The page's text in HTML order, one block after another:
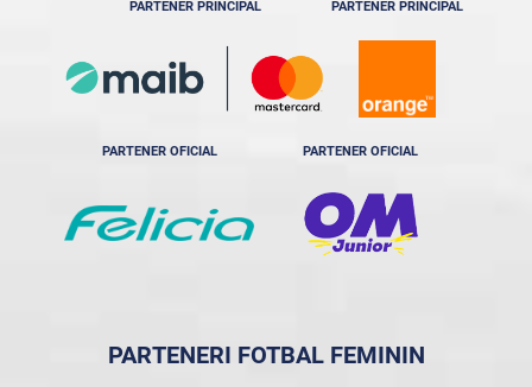
PARTENER PRINCIPAL PARTENER PRINCIPAL
PARTENER OFICIAL PARTENER OFICIAL
PARTENERI FOTBAL FEMININ